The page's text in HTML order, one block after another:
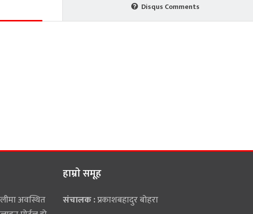
Disqus Comments
अवस्थित
हाम्राे समूह
संचालक :प्रकाशबहादुर बोहरा